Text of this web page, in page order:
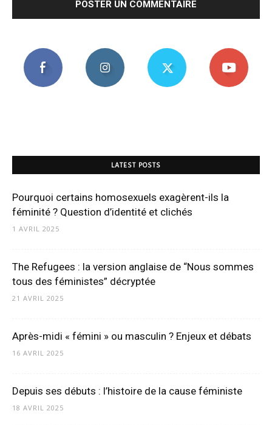
LATEST POSTS
Pourquoi certains homosexuels exagèrent-ils la
féminité ? Question d’identité et clichés
1 AVRIL 2025
The Refugees : la version anglaise de “Nous sommes
tous des féministes” décryptée
21 AVRIL 2025
Après-midi « fémini » ou masculin ? Enjeux et débats
16 AVRIL 2025
Depuis ses débuts : l’histoire de la cause féministe
18 AVRIL 2025